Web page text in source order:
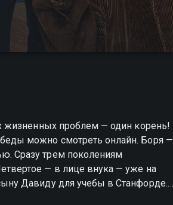
жизненных проблем — один корень!
можно смотреть онлайн. Боря —
Сразу трем поколениям
— в лице внука — уже на
Давиду для учебы в Станфорде.
нет романтики. Несчастный